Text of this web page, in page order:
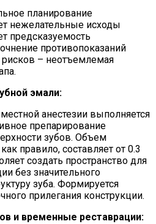
планирование
нежелательные исходы
предсказуемость
противопоказаний
– неотъемлемая
эмали:
анестезии выполняется
препарирование
зубов. Объем
правило, составляет от 0.3
создать пространство для
без значительного
зуба. Формируется
прилегания конструкции.
и временные реставрации: